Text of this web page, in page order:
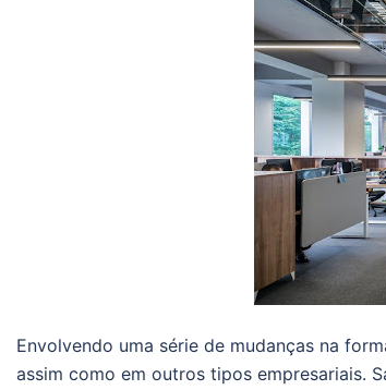
Envolvendo uma série de mudanças na
assim como em outros tipos empresariais.